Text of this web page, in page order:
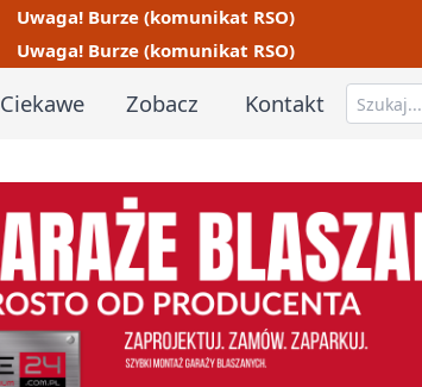
Uwaga! Burze (komunikat RSO)
Uwaga! Burze (komunikat RSO)
Ciekawe Zobacz Kontakt